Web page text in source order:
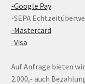
-Google Pay
-SEPA
-Mastercard
-Visa
Auf Anfrage bieten
2.000,- auch